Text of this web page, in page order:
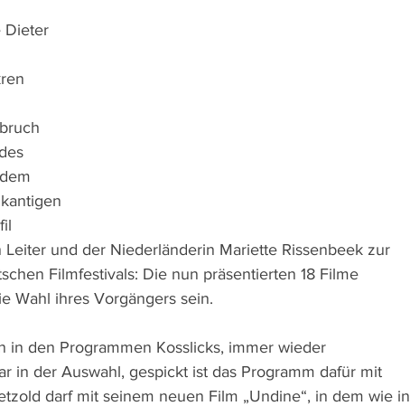
Dieter
und der Niederländerin Mariette Rissenbeek zur
Filmfestivals: Die nun präsentierten 18 Filme
Wahl ihres Vorgängers sein.
in den Programmen Kosslicks, immer wieder
in der Auswahl, gespickt ist das Programm dafür mit
darf mit seinem neuen Film „Undine“, in dem wie in